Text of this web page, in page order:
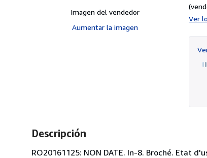
Imagen del vendedor
Aumentar la imagen
Ver
Descripción
RO20161125: NON DATE. In-8. Broché. Etat